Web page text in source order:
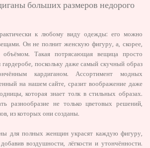
больших размеров недорого
к любому виду одежды: его можно
Он не полнит женскую фигуру, а, скорее,
объёмом. Такая потрясающая вещица просто
поскольку даже самый скучный образ
кардиганом. Ассортимент модных
на нашем сайте, сразит воображение даже
которая знает толк в стильных образах.
разнообразие не только цветовых решений,
из которых они созданы.
для полных женщин украсят каждую фигуру,
воздушности, лёгкости и утончённости.